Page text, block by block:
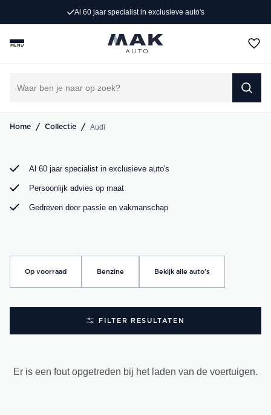
Al 60 jaar specialist in exclusieve auto's
MENU
Home / Collectie / Audi
Op zoek naar een exclusieve Audi occasion? Bij MAK
Auto vind je een zorgvuldig geselecteerd aanbod, van de
sportieve Audi A3 tot de krachtige Audi RS6. Bekijk ons
Al 60 jaar specialist in exclusieve auto's
Persoonlijk advies op maat
Gedreven door passie en vakmanschap
Op voorraad Benzine Bekijk alle auto's
FILTER RESULTATEN
Er is een fout opgetreden bij het laden van de voertuigen.